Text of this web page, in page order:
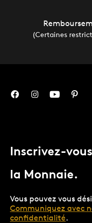
(Certaines
Inscrivez-
la Monnaie.
Vous pouvez vous
Communiquez avec
confidentialité.